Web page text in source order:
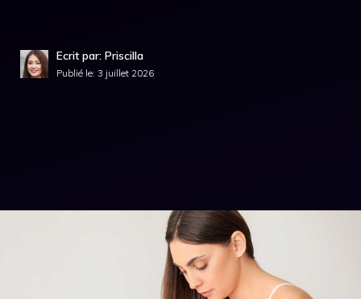
Ecrit par: Priscilla
Publié le: 3 juillet 2026